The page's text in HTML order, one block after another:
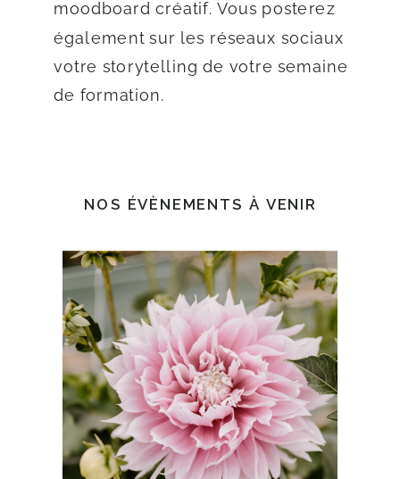
moodboard créatif. Vous posterez
également sur les réseaux sociaux
votre storytelling de votre semaine
de formation.
NOS ÉVÈNEMENTS À VENIR